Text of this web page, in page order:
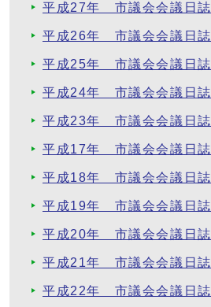
平成27年 市議会会議日誌
平成26年 市議会会議日誌
平成25年 市議会会議日誌
平成24年 市議会会議日誌
平成23年 市議会会議日誌
平成17年 市議会会議日誌
平成18年 市議会会議日誌
平成19年 市議会会議日誌
平成20年 市議会会議日誌
平成21年 市議会会議日誌
平成22年 市議会会議日誌